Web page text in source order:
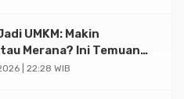
UMKM: Makin
Merana? Ini Temuan
| 22:28 WIB